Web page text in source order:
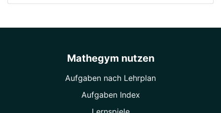
Mathegym nutzen
Aufgaben nach Lehrplan
Aufgaben Index